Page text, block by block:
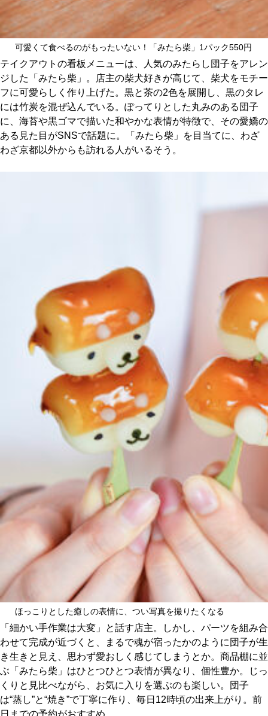
可愛くて食べるのがもったいない！「みたら柴」1パック550円
テイクアウトの看板メニューは、人気のみたらし団子をアレン
ジした「みたら柴」。店主の柴犬好きが高じて、柴犬をモチー
フに可愛らしく作り上げた。黒と茶の2色を展開し、黒のタレ
には竹炭を混ぜ込んでいる。ぽってりとした丸みのある団子
に、海苔や黒ゴマで描いた和やかな表情が特徴で、その愛嬌の
ある見た目がSNSで話題に。「みたら柴」を目当てに、わざ
わざ京都以外からも訪れる人がいるそう。
ほっこりとした癒しの表情に、つい写真を撮りたくなる
「細かい手作業は大変」と話す店主。しかし、パーツを組み合
わせて完成が近づくと、まるで魂が宿ったかのように団子が生
き生きと見え、思わず愛おしく感じてしまうとか。商品棚に並
ぶ「みたら柴」はひとつひとつ表情が異なり、個性豊か。じっ
くりと見比べながら、お気に入りを選ぶのも楽しい。団子
は“蒸し”と“焼き”で丁寧に作り、毎日12時頃の出来上がり。前
日までの予約がおすすめ。